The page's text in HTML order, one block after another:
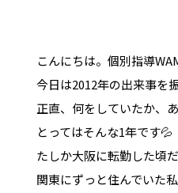
こんにちは。個別指導
今日は2012年の出来事を
正直、何をしていたか、
とってはそんな1年です💦
たしか大阪に転勤した頃
関東にずっと住んでいた